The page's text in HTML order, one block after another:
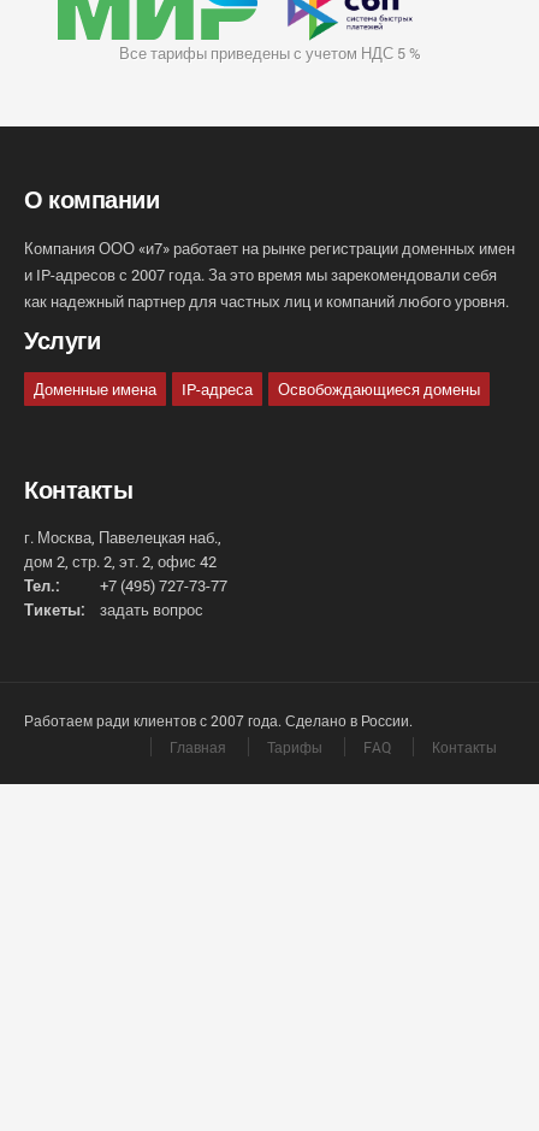
Все тарифы приведены с учетом НДС 5 %
О компании
Компания ООО «и7» работает на рынке регистрации доменных имен
и IP-адресов с 2007 года. За это время мы зарекомендовали себя
как надежный партнер для частных лиц и компаний любого уровня.
Услуги
Доменные имена IP-адреса Освобождающиеся домены
Контакты
г. Москва, Павелецкая наб.,
дом 2, стр. 2, эт. 2, офис 42
Тел.:
+7 (495) 727-73-77
Тикеты:
задать вопрос
Работаем ради клиентов с 2007 года. Сделано в России.
Главная
Тарифы FAQ Контакты